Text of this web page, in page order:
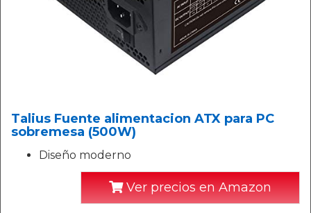
Talius Fuente alimentacion ATX para PC
sobremesa (500W)
Diseño moderno
Ver precios en Amazon